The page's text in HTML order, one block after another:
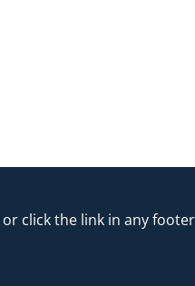
or click the link in any